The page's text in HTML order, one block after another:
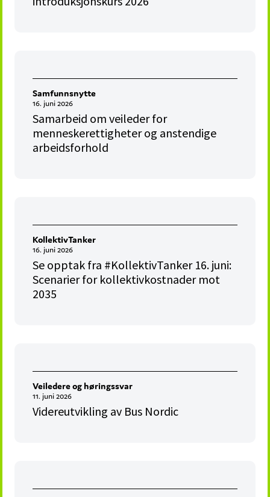
Samfunnsnytte
16. juni 2026
Samarbeid om veileder for
menneskerettigheter og anstendige
arbeidsforhold
KollektivTanker
16. juni 2026
Se opptak fra #KollektivTanker 16. juni:
Scenarier for kollektivkostnader mot
2035
Veiledere og høringssvar
11. juni 2026
Videreutvikling av Bus Nordic